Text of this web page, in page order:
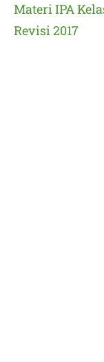
Materi IPA
Revisi 2017